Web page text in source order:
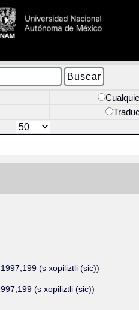
(s xopiliztli (sic))
(s xopiliztli (sic))